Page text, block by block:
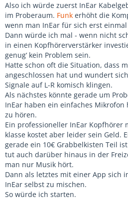
Also ich würde zuerst InEar
im Proberaum. Funk erhöht die
wenn man InEar für sich erst
Dann würde ich mal - wenn nicht
in einen Kopfhörerverstärker
genug‘ kein Problem sein.
Hatte schon oft die Situation, dass
angeschlossen hat und wundert
Signale auf L-R komisch klingen.
Als nächstes könnte gerade um
InEar haben ein einfaches
zu hören.
Ein professioneller InEar Kopfhörer
klasse kostet aber leider sein Geld.
gerade ein 10€ Grabbelkisten Teil
tut auch darüber hinaus in der
man nur Musik hört.
Dann als letztes mit einer App sich
InEar selbst zu mischen.
So würde ich starten.